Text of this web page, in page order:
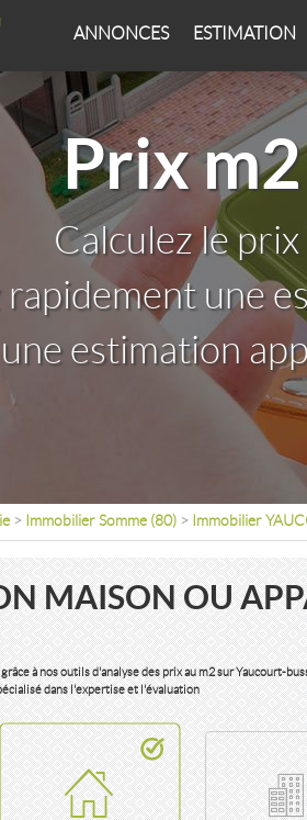
ANNONCES ESTIMATION
Prix
Calculez le
une
estimation
> Immobilier Somme (80) > Immobilier
MAISON OU
à nos outils d'analyse des prix au m2 sur Yaucourt-
dans l'expertise et l'évaluation